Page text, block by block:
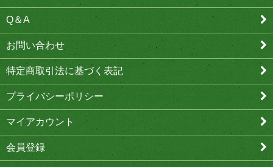
Q＆A
お問い合わせ
特定商取引法に基づく表記
プライバシーポリシー
マイアカウント
会員登録